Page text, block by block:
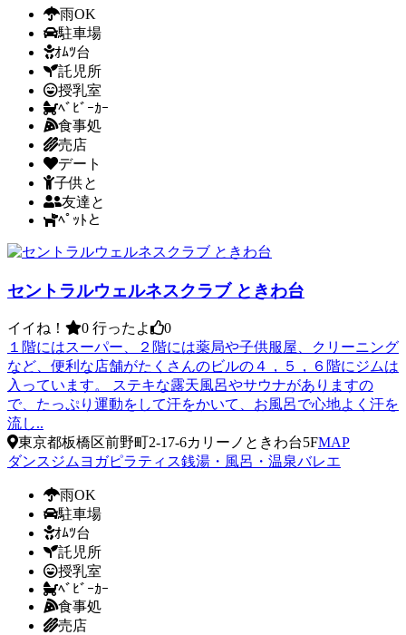
雨OK
駐車場
ｵﾑﾂ台
託児所
授乳室
ﾍﾞﾋﾞｰｶｰ
食事処
売店
デート
子供と
友達と
ﾍﾟｯﾄと
セントラルウェルネスクラブ ときわ台
イイね！ 0 行ったよ
0
１階にはスーパー、２階には薬局や子供服屋、クリーニング
など、便利な店舗がたくさんのビルの４，５，６階にジムは
入っています。 ステキな露天風呂やサウナがありますの
で、たっぷり運動をして汗をかいて、お風呂で心地よく汗を
流し..
東京都板橋区前野町2-17-6カリーノときわ台5FMAP
ダンス ジムヨガピラティス銭湯・風呂・温泉バレエ
雨OK
駐車場
ｵﾑﾂ台
託児所
授乳室
ﾍﾞﾋﾞｰｶｰ
食事処
売店